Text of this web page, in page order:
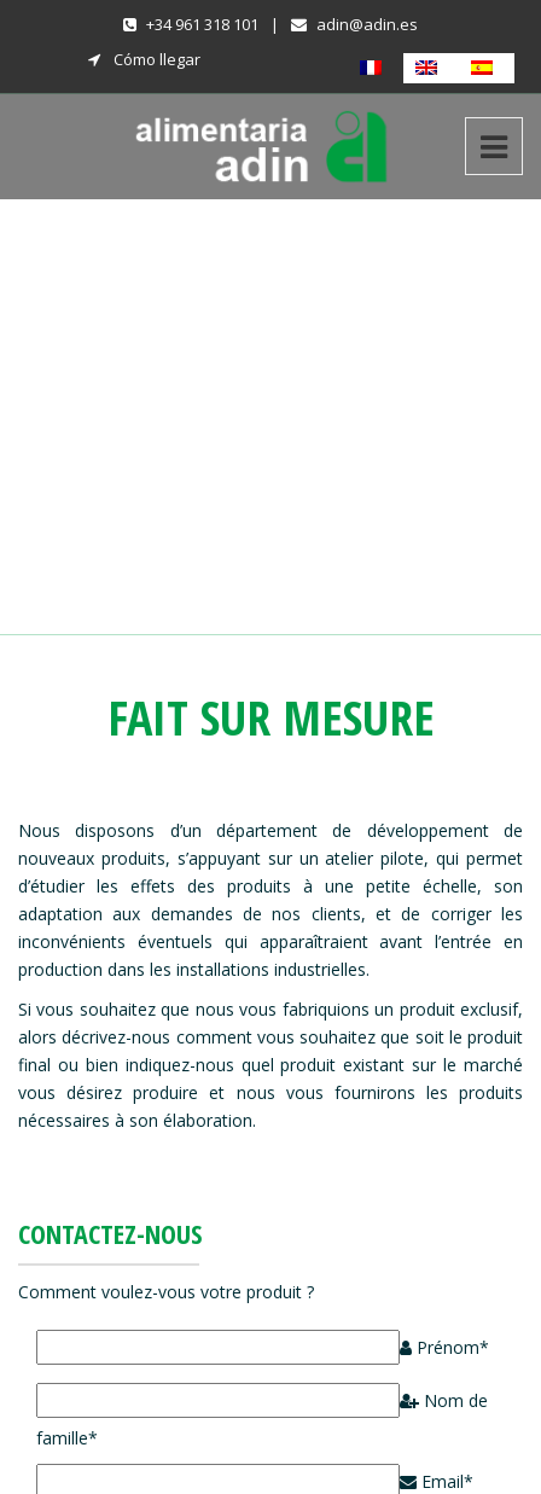
+34 961 318 101 |
adin@adin.es
Cómo llegar
FAIT SUR MESURE
Nous disposons d’un département de développement de
nouveaux produits, s’appuyant sur un atelier pilote, qui permet
d’étudier les effets des produits à une petite échelle, son
adaptation aux demandes de nos clients, et de corriger les
inconvénients éventuels qui apparaîtraient avant l’entrée en
production dans les installations industrielles.
Si vous souhaitez que nous vous fabriquions un produit exclusif,
alors décrivez-nous comment vous souhaitez que soit le produit
final ou bien indiquez-nous quel produit existant sur le marché
vous désirez produire et nous vous fournirons les produits
nécessaires à son élaboration.
CONTACTEZ-NOUS
Comment voulez-vous votre produit ?
Prénom*
Nom de
famille*
Email*